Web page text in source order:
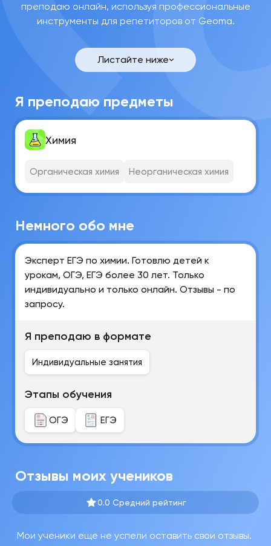
преподаю онлайн, используя профессиональные
инструменты для репетиторов от Geoma.
Листайте ниже
Ивановна
Связаться
Я преподаю предметы
Химия
Органическая химия Неорганическая химия
Немного обо мне
Эксперт ЕГЭ по химии. Готовлю детей к
урокам, ОГЭ, ЕГЭ более 30 лет. Только
индивидуально и только онлайн. Отзывы - по
запросу.
Я преподаю в формате
Индивидуальные занятия
Этапы обучения
ОГЭ ЕГЭ
Отзывы моих учеников
0.0 Средний рейтинг
Мои ученики еще не успели оставить свои отзывы.